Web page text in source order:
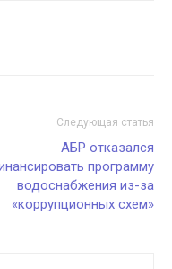
Следующая статья
АБР отказался
программу
водоснабжения из-за
«коррупционных схем»